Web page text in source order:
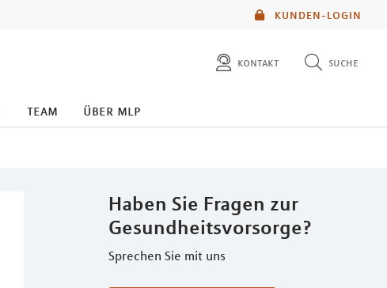
KUNDEN-LOGIN
kontakt suche
team über mlp
Haben Sie Fragen zur
Gesundheitsvorsorge?
Sprechen Sie mit uns